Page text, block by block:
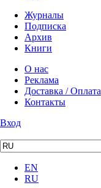
Журналы
Подписка
Архив
Книги
О нас
Реклама
Доставка / Оплата
Контакты
Вход
EN
RU